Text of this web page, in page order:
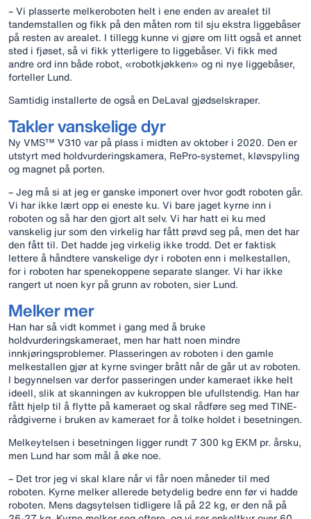
– Vi plasserte melkeroboten helt i ene enden av arealet til
tandemstallen og fikk på den måten rom til sju ekstra liggebåser
på resten av arealet. I tillegg kunne vi gjøre om litt også et annet
sted i fjøset, så vi fikk ytterligere to liggebåser. Vi fikk med
andre ord inn både robot, «robotkjøkken» og ni nye liggebåser,
forteller Lund.
Samtidig installerte de også en DeLaval gjødselskraper.
Takler vanskelige dyr
Ny VMS™ V310 var på plass i midten av oktober i 2020. Den er
utstyrt med holdvurderingskamera, RePro-systemet, kløvspyling
og magnet på porten.
– Jeg må si at jeg er ganske imponert over hvor godt roboten går.
Vi har ikke lært opp ei eneste ku. Vi bare jaget kyrne inn i
roboten og så har den gjort alt selv. Vi har hatt ei ku med
vanskelig jur som den virkelig har fått prøvd seg på, men det har
den fått til. Det hadde jeg virkelig ikke trodd. Det er faktisk
lettere å håndtere vanskelige dyr i roboten enn i melkestallen,
for i roboten har spenekoppene separate slanger. Vi har ikke
rangert ut noen kyr på grunn av roboten, sier Lund.
Melker mer
Han har så vidt kommet i gang med å bruke
holdvurderingskameraet, men har hatt noen mindre
innkjøringsproblemer. Plasseringen av roboten i den gamle
melkestallen gjør at kyrne svinger brått når de går ut av roboten.
I begynnelsen var derfor passeringen under kameraet ikke helt
ideell, slik at skanningen av kukroppen ble ufullstendig. Han har
fått hjelp til å flytte på kameraet og skal rådføre seg med TINE-
rådgiverne i bruken av kameraet for å tolke holdet i besetningen.
Melkeytelsen i besetningen ligger rundt 7 300 kg EKM pr. årsku,
men Lund har som mål å øke noe.
– Det tror jeg vi skal klare når vi får noen måneder til med
roboten. Kyrne melker allerede betydelig bedre enn før vi hadde
roboten. Mens dagsytelsen tidligere lå på 22 kg, er den nå på